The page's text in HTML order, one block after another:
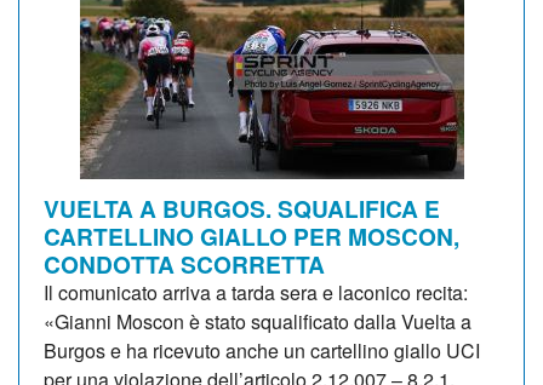
VUELTA A BURGOS. SQUALIFICA E
CARTELLINO GIALLO PER MOSCON,
CONDOTTA SCORRETTA
Il comunicato arriva a tarda sera e laconico recita:
«Gianni Moscon è stato squalificato dalla Vuelta a
Burgos e ha ricevuto anche un cartellino giallo UCI
per una violazione dell’articolo 2.12.007 – 8.2.1,